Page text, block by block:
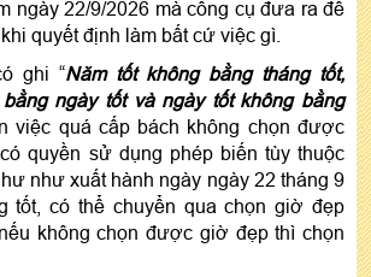
ngày 22/9/2026 mà công cụ đưa ra để
quyết định làm bất cứ việc gì.
ghi “Năm tốt không bằng tháng tốt,
ngày tốt và ngày tốt không bằng
việc quá cấp bách không chọn được
quyền sử dụng phép biến tùy thuộc
như xuất hành ngày ngày 22 tháng 9
tốt, có thể chuyển qua chọn giờ đẹp
không chọn được giờ đẹp thì chọn